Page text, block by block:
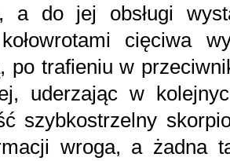
a do jej obsługi
cięciwa
po trafieniu w
uderzając w
szybkostrzelny
wroga, a żadna